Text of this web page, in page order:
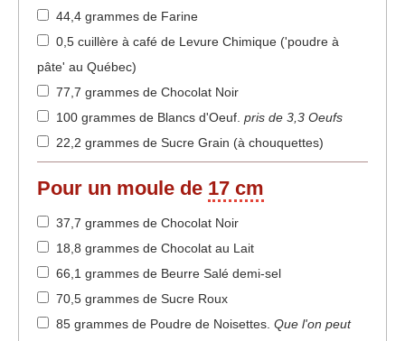
44,4 grammes de Farine
0,5 cuillère à café de Levure Chimique ('poudre à
pâte' au Québec)
77,7 grammes de Chocolat Noir
100 grammes de Blancs d'Oeuf. pris de 3,3 Oeufs
22,2 grammes de Sucre Grain (à chouquettes)
Pour un moule de 17 cm
37,7 grammes de Chocolat Noir
18,8 grammes de Chocolat au Lait
66,1 grammes de Beurre Salé demi-sel
70,5 grammes de Sucre Roux
85 grammes de Poudre de Noisettes. Que l'on peut